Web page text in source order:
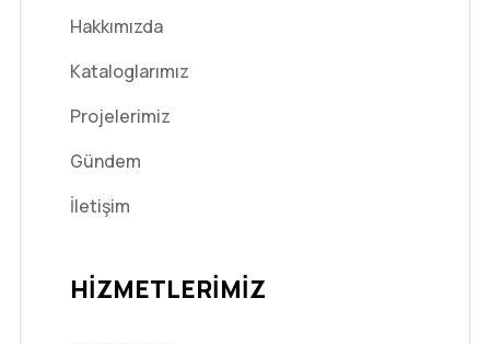
Hakkımızda
Kataloglarımız
Projelerimiz
Gündem
İletişim
HİZMETLERİMİZ